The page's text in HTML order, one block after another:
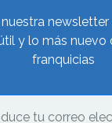
y lo más nuevo
franquicias